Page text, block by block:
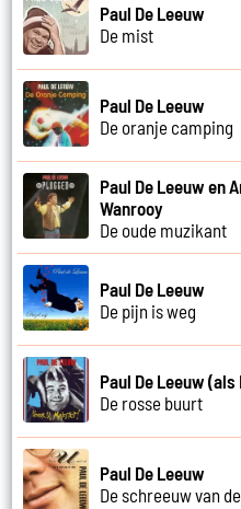
Paul De Leeuw
De mist
Paul De Leeuw
De oranje camping
Paul De Leeuw en
Wanrooy
De oude muzikant
Paul De Leeuw
De pijn is weg
Paul De Leeuw (als
De rosse buurt
Paul De Leeuw
De schreeuw van